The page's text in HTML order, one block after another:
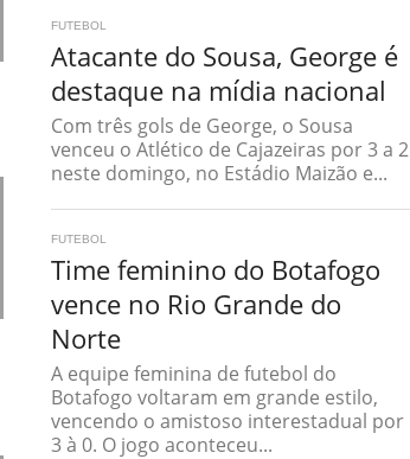
FUTEBOL
Atacante do Sousa, George é
destaque na mídia nacional
Com três gols de George, o Sousa
venceu o Atlético de Cajazeiras por 3 a 2
neste domingo, no Estádio Maizão e...
FUTEBOL
Time feminino do Botafogo
vence no Rio Grande do
Norte
A equipe feminina de futebol do
Botafogo voltaram em grande estilo,
vencendo o amistoso interestadual por
3 à 0. O jogo aconteceu...